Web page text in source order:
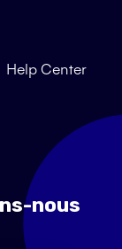
traductions
Help Center
nous